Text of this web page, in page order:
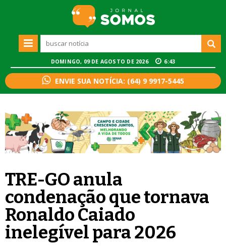
DOMINGO, 09 DE AGOSTO DE 2026 6:43
ENVIE SUA NOTÍCIA: (64) 9 9917-5445
TRE-GO anula
condenação que tornava
Ronaldo Caiado
inelegível para 2026